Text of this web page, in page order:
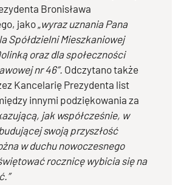
Bronisława
jako „wyraz uznania Pana
Spółdzielni Mieszkaniowej
oraz dla społeczności
nr 46”. Odczytano także
Kancelarię Prezydenta list
innymi podziękowania za
jak współcześnie, w
swoją przyszłość
w duchu nowoczesnego
rocznicę wybicia się na